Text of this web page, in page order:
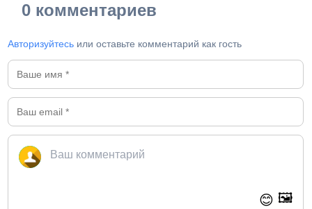
0 комментариев
Авторизуйтесь или оставьте комментарий как гость
😊 🖼️